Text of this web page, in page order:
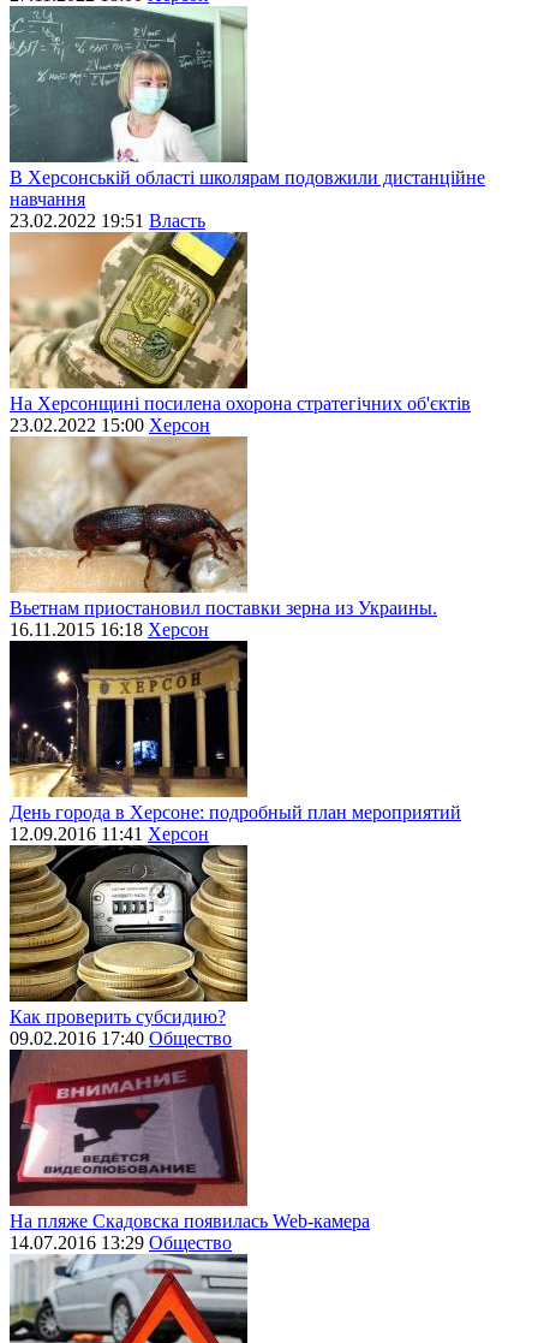
В Херсонській області школярам подовжили дистанційне
навчання
23.02.2022 19:51 Власть
На Херсонщині посилена охорона стратегічних об'єктів
23.02.2022 15:00 Херсон
Вьетнам приостановил поставки зерна из Украины.
16.11.2015 16:18 Херсон
День города в Херсоне: подробный план мероприятий
12.09.2016 11:41 Херсон
Как проверить субсидию?
09.02.2016 17:40 Общество
На пляже Скадовска появилась Web-камера
14.07.2016 13:29 Общество